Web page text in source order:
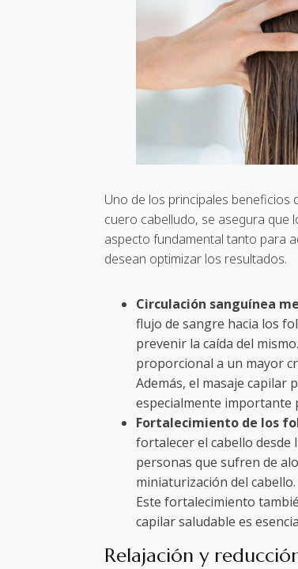
Uno de los principales beneficios
cuero cabelludo, se asegura que
aspecto fundamental tanto para
desean optimizar los resultados.
Circulación sanguínea
flujo de sangre hacia los
prevenir la caída del
proporcional a un mayor
Además, el masaje capilar
especialmente importante
Fortalecimiento de los
fortalecer el cabello desde
personas que sufren de
miniaturización del cabello.
Este fortalecimiento
capilar saludable es
Relajación y